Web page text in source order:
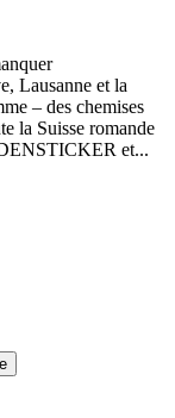
Lausanne et la
– des chemises
la Suisse romande
et...